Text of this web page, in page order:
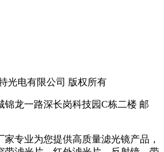
光电有限公司 版权所有
锦龙一路深长岗科技园C栋二楼 邮
专业为您提供高质量滤光镜产品，